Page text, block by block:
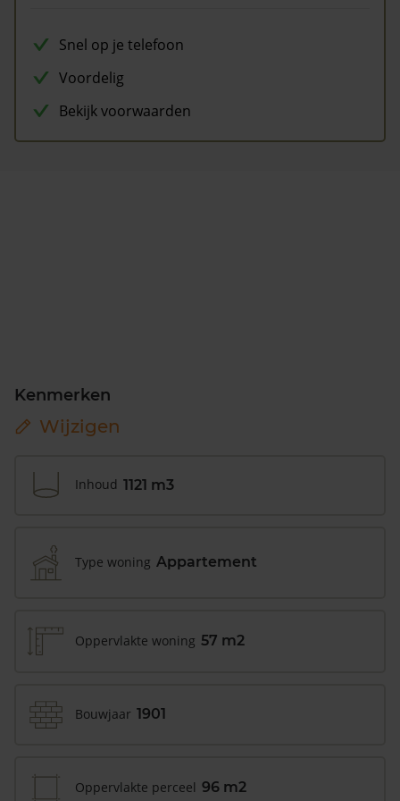
Snel op je telefoon
Voordelig
Bekijk voorwaarden
Kenmerken
Wijzigen
Inhoud 1121 m3
Type woning Appartement
Oppervlakte woning 57 m2
Bouwjaar 1901
Oppervlakte perceel 96 m2